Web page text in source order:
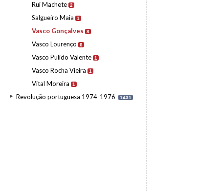
Rui Machete 2
Salgueiro Maia 1
Vasco Gonçalves 8
Vasco Lourenço 6
Vasco Pulido Valente 1
Vasco Rocha Vieira 1
Vital Moreira 1
Revolução portuguesa 1974-1976 1431